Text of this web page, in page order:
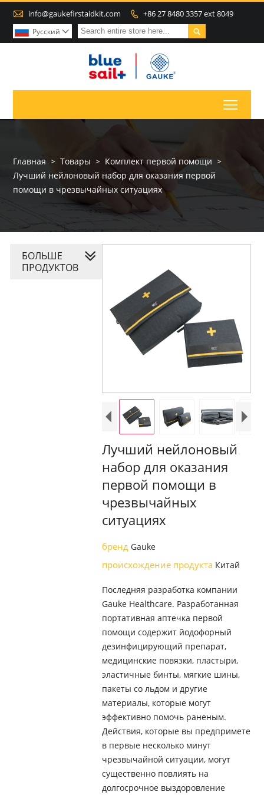
 info@gaukefirstaidkit.com  +86 27 8480 3357 ext 8049

Pусский 
Главная > Товары > Комплект первой помощи >
Лучший нейлоновый набор для оказания первой
помощи в чрезвычайных ситуациях
Лучший нейлоновый
набор для оказания
первой помощи в
чрезвычайных
ситуациях
бренд Gauke
происхождение продукта Китай
Последняя разработка компании
Gauke Healthcare. Разработанная
портативная аптечка первой
помощи содержит йодофорный
дезинфицирующий препарат,
медицинские повязки, пластыри,
эластичные бинты, мягкие шины,
пакеты со льдом и другие
материалы, которые могут
эффективно помочь раненым.
Действия, которые вы предпримете
в первые несколько минут
чрезвычайной ситуации, могут
существенно повлиять на
долгосрочное выздоровление
БОЛЬШЕ
ПРОДУКТОВ